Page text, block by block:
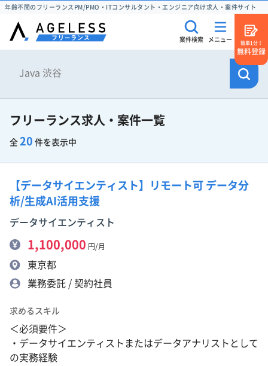
年齢不問のフリーランスPM/PMO・ITコンサルタント・エンジニア向け求人・案件サイト
案件検索 メニュー
簡単1分！
無料登録
フリーランス求人・案件一覧
全 20 件を表示中
【データサイエンティスト】リモート可 データ分
析/生成AI活用支援
データサイエンティスト
1,100,000 円/月
東京都
業務委託 / 契約社員
求めるスキル
＜必須要件＞
・データサイエンティストまたはデータアナリストとして
の実務経験